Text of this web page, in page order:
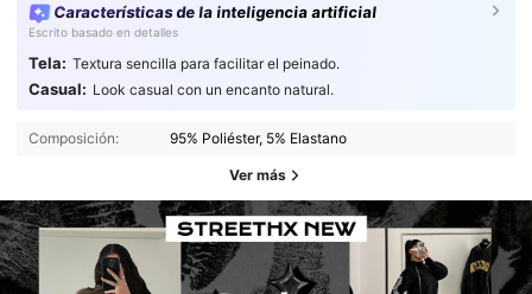
Características de la inteligencia artificial
Escrito basado en detalles
Tela: Textura sencilla para facilitar el peinado.
Casual: Look casual con un encanto natural.
Composición: 95% Poliéster, 5% Elastano
Ver más